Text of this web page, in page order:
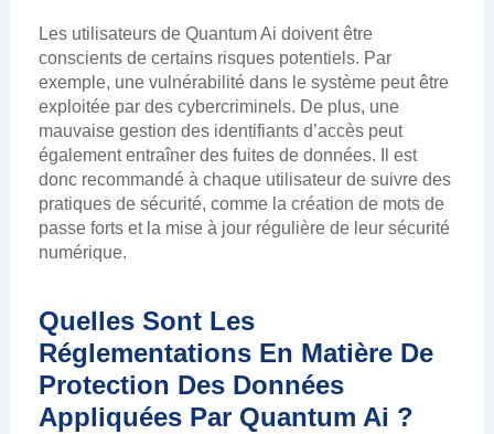
Les utilisateurs de Quantum Ai doivent être
conscients de certains risques potentiels. Par
exemple, une vulnérabilité dans le système peut être
exploitée par des cybercriminels. De plus, une
mauvaise gestion des identifiants d’accès peut
également entraîner des fuites de données. Il est
donc recommandé à chaque utilisateur de suivre des
pratiques de sécurité, comme la création de mots de
passe forts et la mise à jour régulière de leur sécurité
numérique.
Quelles Sont Les
Réglementations En Matière De
Protection Des Données
Appliquées Par Quantum Ai ?